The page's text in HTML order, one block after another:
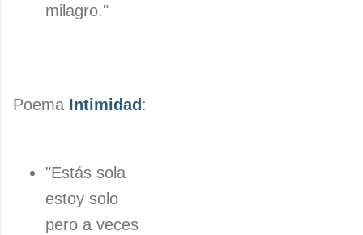
milagro."
Poema Intimidad :
"Estás sola
estoy solo
pero a veces